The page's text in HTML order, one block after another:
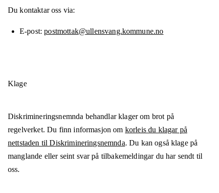
Du kontaktar oss via:
E-post postmottak@ullensvang.kommune.no
Klage
Diskrimineringsnemnda behandlar klager om brot på
regelverket. Du finn informasjon om korleis du klagar på
nettstaden til Diskrimineringsnemnda. Du kan også klage på
manglande eller seint svar på tilbakemeldingar du har sendt til
oss.